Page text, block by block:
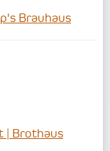
Brauhaus
| Brothaus